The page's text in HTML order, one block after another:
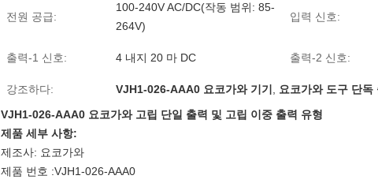
전원 공급:
100-240V AC/DC(작동 범위: 85-
264V)
입력 신호:
출력-1 신호: 4 내지 20 마 DC 출력-2 신호:
강조하다: VJH1-026-AAA0 요코가와 기기 요코가와 도구 단독
VJH1-026-AAA0 요코가와 고립 단일 출력 및 고립 이중 출력 유형
제품 세부 사항:
제조사: 요코가와
제품 번호 :VJH1-026-AAA0